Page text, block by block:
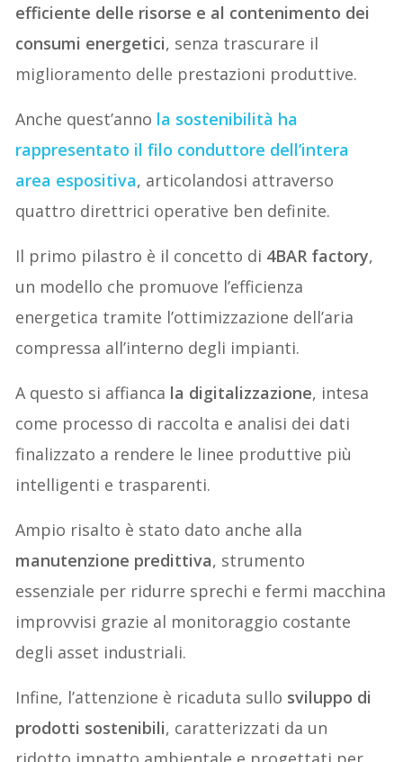
efficiente delle risorse e al contenimento dei
consumi energetici, senza trascurare il
miglioramento delle prestazioni produttive.
Anche quest’anno la sostenibilità ha
rappresentato il filo conduttore dell’intera
area espositiva, articolandosi attraverso
quattro direttrici operative ben definite.
Il primo pilastro è il concetto di 4BAR factory,
un modello che promuove l’efficienza
energetica tramite l’ottimizzazione dell’aria
compressa all’interno degli impianti.
A questo si affianca la digitalizzazione, intesa
come processo di raccolta e analisi dei dati
finalizzato a rendere le linee produttive più
intelligenti e trasparenti.
Ampio risalto è stato dato anche alla
manutenzione predittiva, strumento
essenziale per ridurre sprechi e fermi macchina
improvvisi grazie al monitoraggio costante
degli asset industriali.
Infine, l’attenzione è ricaduta sullo sviluppo di
prodotti sostenibili, caratterizzati da un